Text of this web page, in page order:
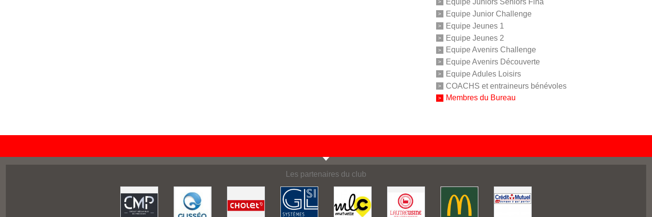
Equipe Juniors Séniors Fina
Equipe Junior Challenge
Equipe Jeunes 1
Equipe Jeunes 2
Equipe Avenirs Challenge
Equipe Avenirs Découverte
Equipe Adules Loisirs
COACHS et entraineurs bénévoles
Membres du Bureau
Les partenaires du club